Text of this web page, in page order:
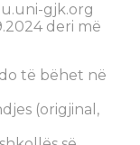
gjk.org
deri më
të bëhet në
(origjinal,